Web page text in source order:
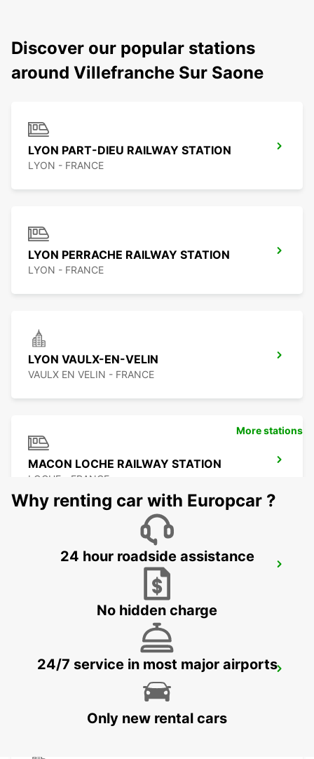
Discover our popular stations
around Villefranche Sur Saone
LYON PART-DIEU RAILWAY STATION
LYON - FRANCE
LYON PERRACHE RAILWAY STATION
LYON - FRANCE
LYON VAULX-EN-VELIN
VAULX EN VELIN - FRANCE
MACON LOCHE RAILWAY STATION
LOCHE - FRANCE
MACON
More stations
Why renting car with Europcar ?
24 hour roadside assistance
No hidden charge
24/7 service in most major airports
Only new rental cars